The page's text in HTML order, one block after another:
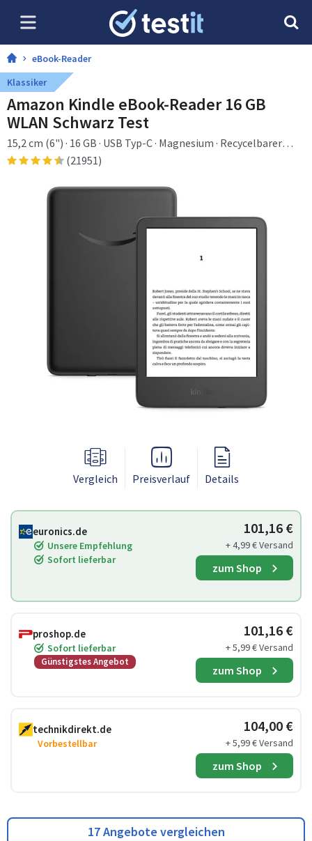
eBook-Reader
Klassiker
Amazon Kindle eBook-Reader 16 GB
WLAN Schwarz Test
15,2 cm (6") · 16 GB · USB Typ-C · Magnesium · Recycelbarer
Kunststoff · 0,3 W
(21951)
Vergleich Preisverlauf Details
euronics.de
Unsere Empfehlung
Sofort lieferbar
101,16 €
+ 4,99 € Versand
zum Shop
proshop.de
Sofort lieferbar
Günstigstes Angebot
101,16 €
+ 5,99 € Versand
zum Shop
technikdirekt.de
Vorbestellbar
104,00 €
+ 5,99 € Versand
zum Shop
17 Angebote vergleichen